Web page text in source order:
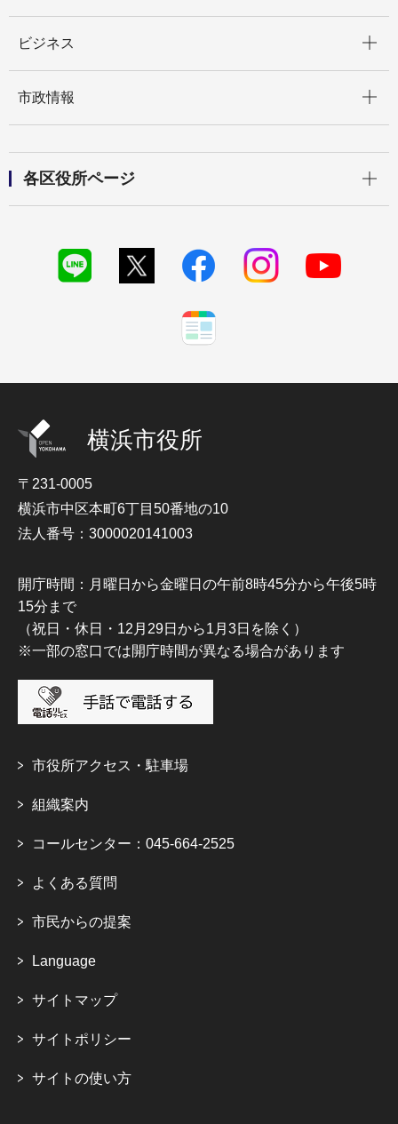
ビジネス
市政情報
各区役所ページ
横浜市役所
〒231-0005
横浜市中区本町6丁目50番地の10
法人番号：3000020141003
開庁時間：月曜日から金曜日の午前8時45分から午後5時
15分まで
（祝日・休日・12月29日から1月3日を除く）
※一部の窓口では開庁時間が異なる場合があります
市役所アクセス・駐車場
組織案内
コールセンター：045-664-2525
よくある質問
市民からの提案
Language
サイトマップ
サイトポリシー
サイトの使い方